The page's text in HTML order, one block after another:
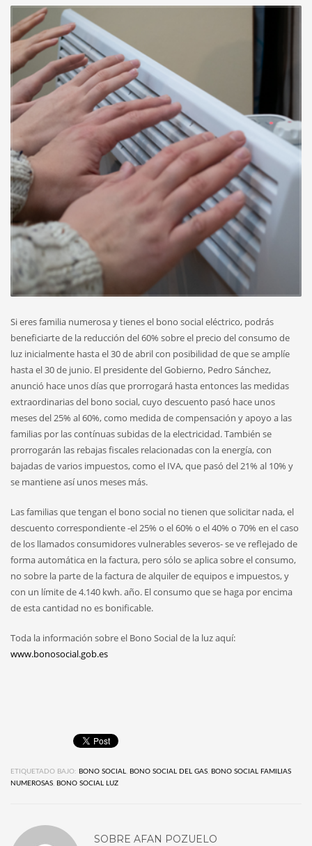
Si eres familia numerosa y tienes el bono social eléctrico, podrás
beneficiarte de la reducción del 60% sobre el precio del consumo de
luz inicialmente hasta el 30 de abril con posibilidad de que se amplíe
hasta el 30 de junio. El presidente del Gobierno, Pedro Sánchez,
anunció hace unos días que prorrogará hasta entonces las medidas
extraordinarias del bono social, cuyo descuento pasó hace unos
meses del 25% al 60%, como medida de compensación y apoyo a las
familias por las contínuas subidas de la electricidad. También se
prorrogarán las rebajas fiscales relacionadas con la energía, con
bajadas de varios impuestos, como el IVA, que pasó del 21% al 10% y
se mantiene así unos meses más.
Las familias que tengan el bono social no tienen que solicitar nada, el
descuento correspondiente -el 25% o el 60% o el 40% o 70% en el caso
de los llamados consumidores vulnerables severos- se ve reflejado de
forma automática en la factura, pero sólo se aplica sobre el consumo,
no sobre la parte de la factura de alquiler de equipos e impuestos, y
con un límite de 4.140 kwh. año. El consumo que se haga por encima
de esta cantidad no es bonificable.
Toda la información sobre el Bono Social de la luz aquí:
www.bonosocial.gob.es
ETIQUETADO BAJO: BONO SOCIAL BONO SOCIAL DEL GAS
BONO SOCIAL FAMILIAS
NUMEROSAS
BONO SOCIAL LUZ
SOBRE AFAN POZUELO